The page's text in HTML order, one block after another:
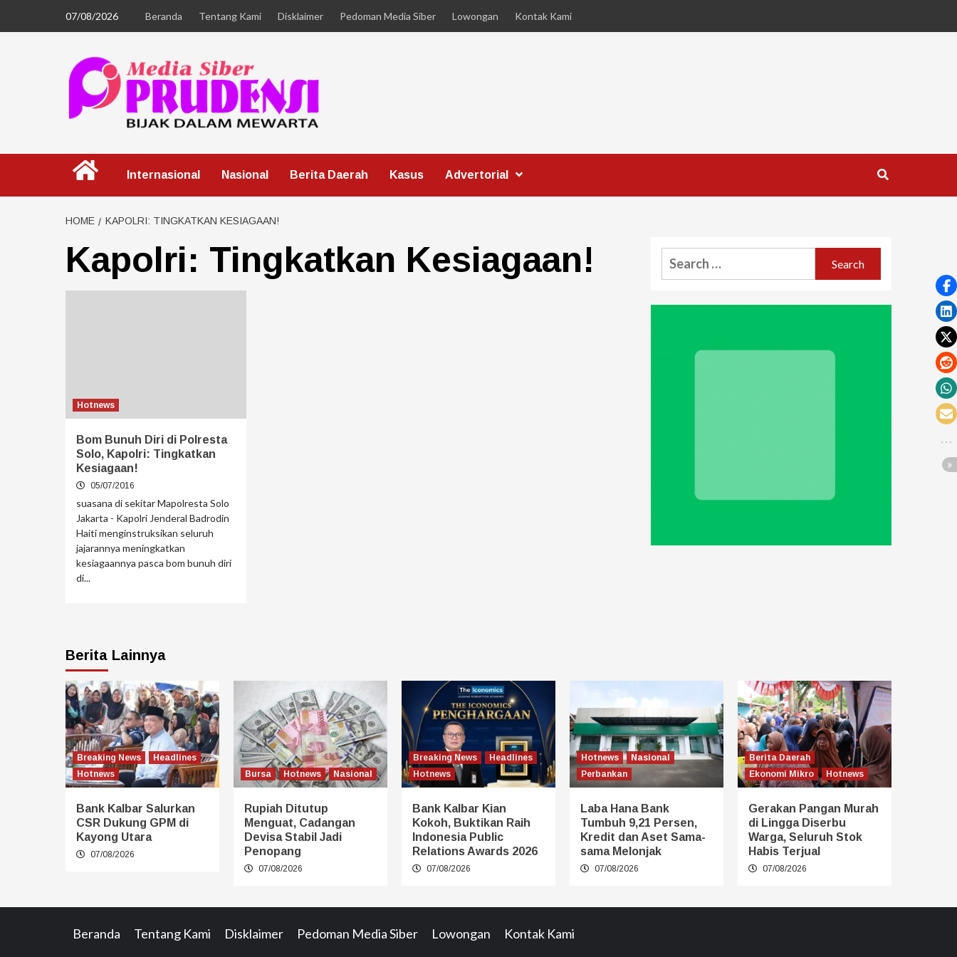
07/08/2026 Beranda Tentang Kami Disklaimer Pedoman Media Siber Lowongan Kontak Kami
Internasional Nasional Berita Daerah Kasus Advertorial
HOME KAPOLRI: TINGKATKAN KESIAGAAN!
Kapolri: Tingkatkan Kesiagaan!
Hotnews
Bom Bunuh Diri di Polresta
Solo, Kapolri: Tingkatkan
Kesiagaan!
05/07/2016
suasana di sekitar Mapolresta Solo
Jakarta - Kapolri Jenderal Badrodin
Haiti menginstruksikan seluruh
jajarannya meningkatkan
kesiagaannya pasca bom bunuh diri
di...
Berita Lainnya
Breaking News
Headlines
Hotnews
Bank Kalbar Salurkan
CSR Dukung GPM di
Kayong Utara
07/08/2026
Bursa Hotnews Nasional
Rupiah Ditutup
Menguat, Cadangan
Devisa Stabil Jadi
Penopang
07/08/2026
Breaking News
Headlines
Hotnews
Bank Kalbar Kian
Kokoh, Buktikan Raih
Indonesia Public
Relations Awards 2026
07/08/2026
Hotnews
Nasional
Perbankan
Laba Hana Bank
Tumbuh 9,21 Persen,
Kredit dan Aset Sama-
sama Melonjak
07/08/2026
Berita Daerah
Ekonomi Mikro
Hotnews
Gerakan Pangan Murah
di Lingga Diserbu
Warga, Seluruh Stok
Habis Terjual
07/08/2026
Beranda Tentang Kami Disklaimer Pedoman Media Siber Lowongan Kontak Kami